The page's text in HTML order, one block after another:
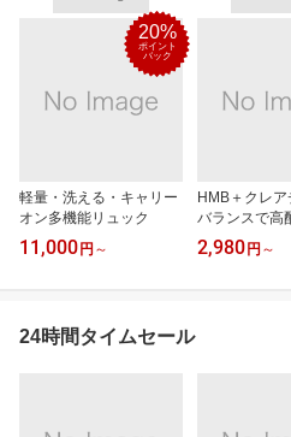
20%
ポイント
バック
軽量・洗える・キャリー
オン多機能リュック
11,000 円 ～
HMB＋クレ
バランスで高
2,980 円 ～
24時間タイムセール